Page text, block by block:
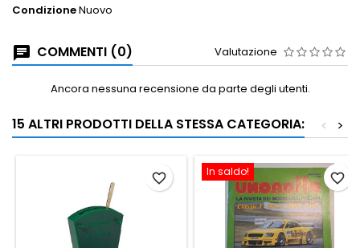
CondizioneNuovo
COMMENTI (0) Valutazione
Ancora nessuna recensione da parte degli utenti.
15 ALTRI PRODOTTI DELLA STESSA CATEGORIA: >
<
favorite_border In saldo! favorite_border